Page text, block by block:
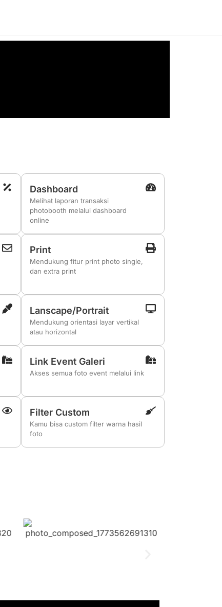
Dashboard
Melihat laporan transaksi
photobooth melalui dashboard
online
Print
Mendukung fitur print photo single,
dan extra print
Lanscape/Portrait
Mendukung orientasi layar vertikal
atau horizontal
Link Event Galeri
Akses semua foto event melalui link
Filter Custom
Kamu bisa custom filter warna hasil
foto